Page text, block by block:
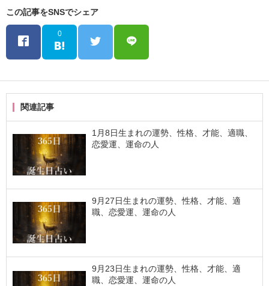
この記事をSNSでシェア
0
関連記事
1月8日生まれの運勢、性格、才能、適職、
恋愛運、運命の人
9月27日生まれの運勢、性格、才能、適
職、恋愛運、運命の人
9月23日生まれの運勢、性格、才能、適
職、恋愛運、運命の人